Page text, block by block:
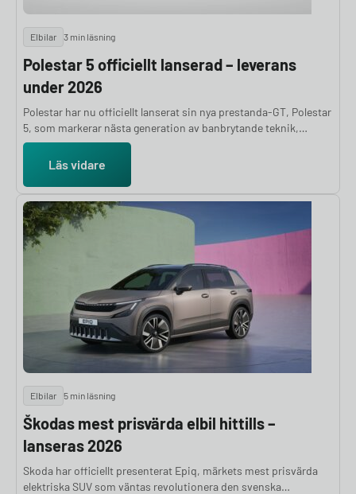
Elbilar 3 min läsning
Polestar 5 officiellt lanserad – leverans
under 2026
Polestar har nu officiellt lanserat sin nya prestanda-GT, Polestar
5, som markerar nästa generation av banbrytande teknik,
design och hållbarhet inom elbilssegmentet. Med en startpris
från 1 345 000 kronor (Dual motor) och 1 599 000 kronor
materialval som gör den till den perfekta flaggskeppsmodellen
för Polestar.
Läs vidare
Elbilar 5 min läsning
Škodas mest prisvärda elbil hittills –
lanseras 2026
Skoda har officiellt presenterat Epiq, märkets mest prisvärda
elektriska SUV som väntas revolutionera den svenska